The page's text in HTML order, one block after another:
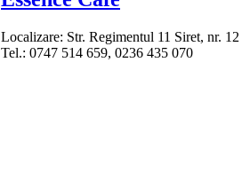
Localizare: Str. Regimentul 11 Siret, nr. 12
Tel.: 0747 514 659, 0236 435 070